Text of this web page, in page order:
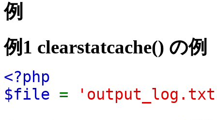
例
例1 clearstatcache() の例
<?php
$file =